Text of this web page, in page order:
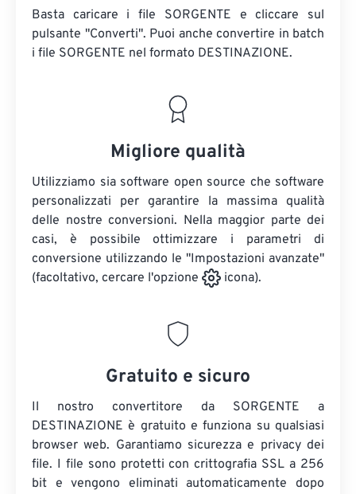
Basta caricare i file SORGENTE e cliccare sul
pulsante "Converti". Puoi anche convertire in batch
i file SORGENTE nel formato DESTINAZIONE.
Migliore qualità
Utilizziamo sia software open source che software
personalizzati per garantire la massima qualità
delle nostre conversioni. Nella maggior parte dei
casi, è possibile ottimizzare i parametri di
conversione utilizzando le "Impostazioni avanzate"
(facoltativo, cercare l'opzione
icona).
Gratuito e sicuro
Il nostro convertitore da SORGENTE a
DESTINAZIONE è gratuito e funziona su qualsiasi
browser web. Garantiamo sicurezza e privacy dei
file. I file sono protetti con crittografia SSL a 256
bit e vengono eliminati automaticamente dopo